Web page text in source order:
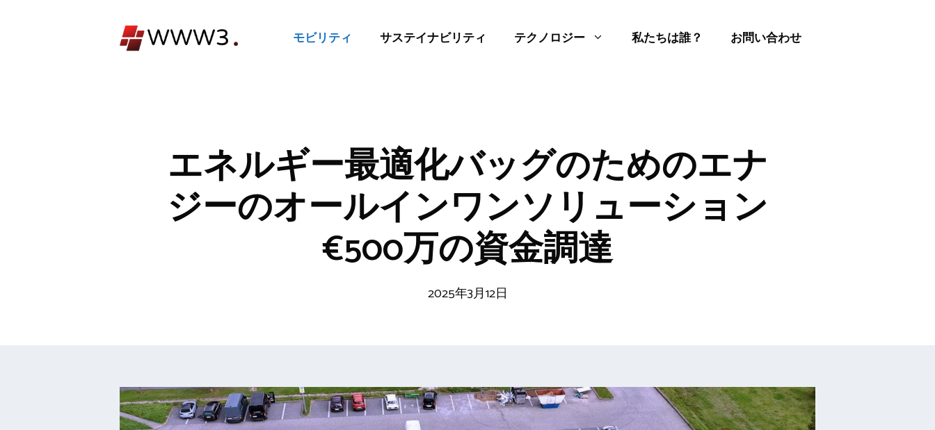
モビリティ サステイナビリティ テクノロジー 私たちは誰？ お問い合わせ
エネルギー最適化バッグのためのエナ
ジーのオールインワンソリューション
€500万の資金調達
2025年3月12日